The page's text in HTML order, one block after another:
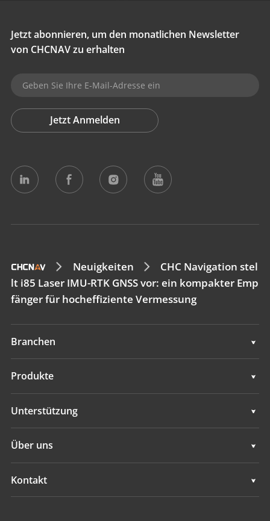
Jetzt abonnieren, um den monatlichen Newsletter
von CHCNAV zu erhalten
Jetzt Anmelden
Neuigkeiten
CHC Navigation stel
lt i85 Laser IMU-RTK GNSS vor: ein kompakter Emp
fänger für hocheffiziente Vermessung
Branchen
Geodaten
Navigation
Produkte
Geodaten
Navigation
Unterstützung
Über uns
Übersicht
Kontakt